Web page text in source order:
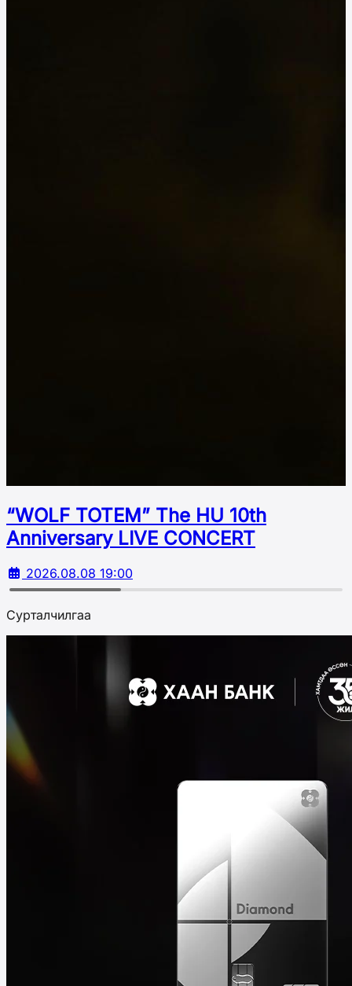
“WOLF TOTEM” The HU 10th
Аnniversary LIVE CONCERT
2026.08.08 19:00
Сурталчилгаа